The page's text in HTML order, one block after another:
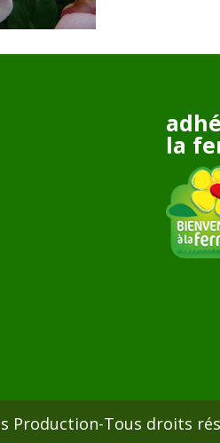
la
Production-Tous droits